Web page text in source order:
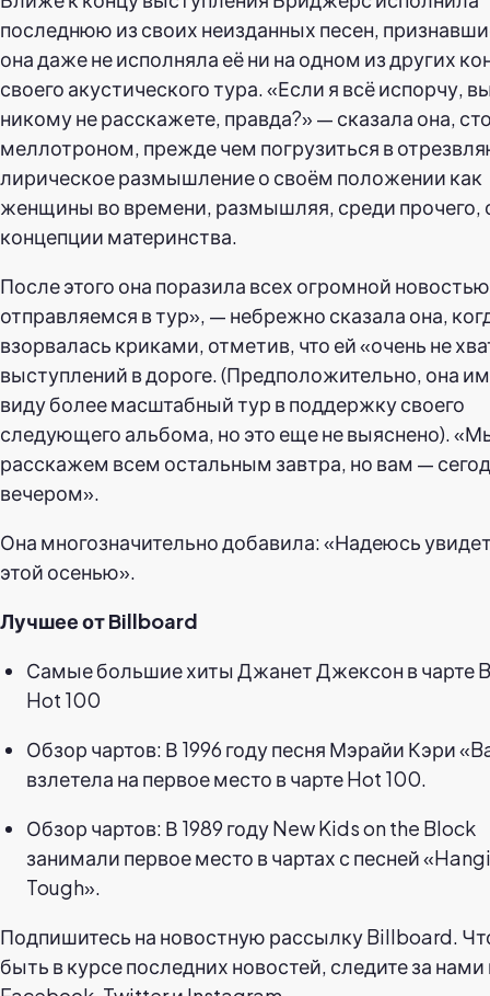
последнюю из своих неизданных песен,
она даже не исполняла её ни на одном из других
своего акустического тура. «Если я всё испорчу,
никому не расскажете, правда?» — сказала она,
меллотроном, прежде чем погрузиться в
лирическое размышление о своём положении как
женщины во времени, размышляя, среди прочего,
концепции материнства.
После этого она поразила всех огромной
отправляемся в тур», — небрежно сказала она,
взорвалась криками, отметив, что ей «очень не
выступлений в дороге. (Предположительно, она
виду более масштабный тур в поддержку своего
следующего альбома, но это еще не выяснено).
расскажем всем остальным завтра, но вам —
вечером».
Она многозначительно добавила: «Надеюсь
этой осенью».
Лучшее от Billboard
Самые большие хиты Джанет Джексон в чарте
Hot 100
Обзор чартов: В 1996 году песня Мэрайи Кэри
взлетела на первое место в чарте Hot 100.
Обзор чартов: В 1989 году New Kids on the Block
занимали первое место в чартах с песней
Tough».
Подпишитесь на новостную рассылку Billboard.
быть в курсе последних новостей, следите за нами